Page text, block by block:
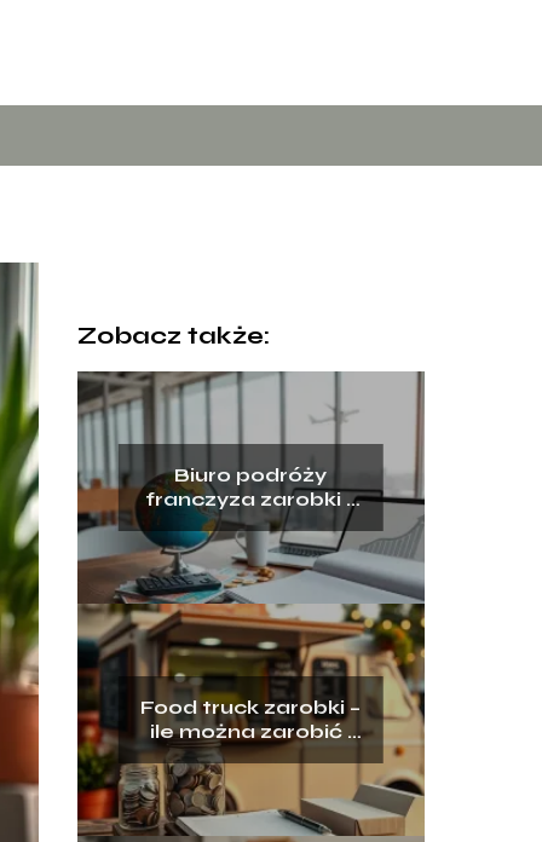
Zobacz także:
Biuro podróży
franczyza zarobki –
ile można zarobić?
Food truck zarobki –
ile można zarobić i
jakie są koszty?